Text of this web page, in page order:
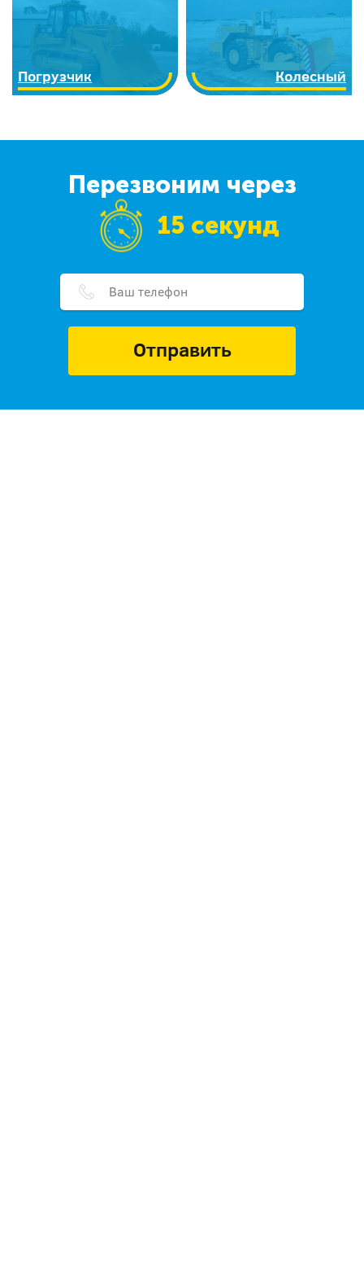
Погрузчик Колесный
Перезвоним через
15 секунд
Отправить